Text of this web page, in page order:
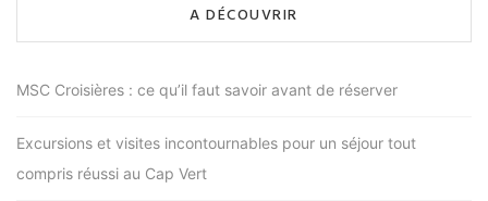
A DÉCOUVRIR
MSC Croisières : ce qu’il faut savoir avant de réserver
Excursions et visites incontournables pour un séjour tout
compris réussi au Cap Vert